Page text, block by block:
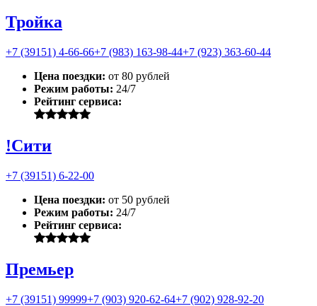
Тройка
+7 (39151) 4-66-66+7 (983) 163-98-44+7 (923) 363-60-44
Цена поездки: от 80 рублей
Режим работы: 24/7
Рейтинг сервиса:
!Сити
+7 (39151) 6-22-00
Цена поездки: от 50 рублей
Режим работы: 24/7
Рейтинг сервиса:
Премьер
+7 (39151) 99999+7 (903) 920-62-64+7 (902) 928-92-20